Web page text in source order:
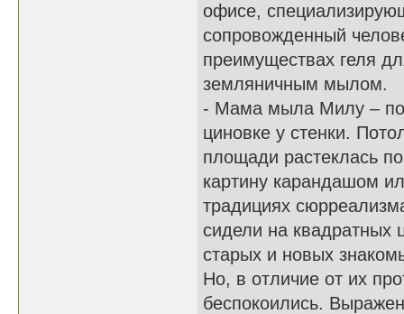
офисе,
сопровожденный
преимуществах геля
земляничным мылом.
- Мама мыла Милу –
циновке у стенки.
площади растеклась
картину карандашом
традициях
сидели на квадратных
старых и новых
Но, в отличие от их
беспокоились.